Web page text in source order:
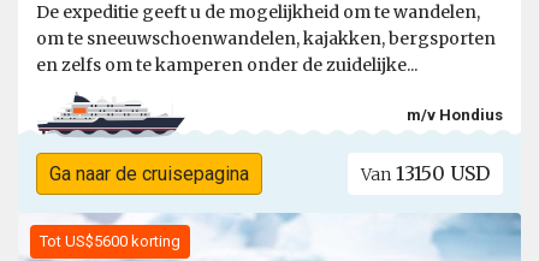
De expeditie geeft u de mogelijkheid om te wandelen,
om te sneeuwschoenwandelen, kajakken, bergsporten
en zelfs om te kamperen onder de zuidelijke...
m/v Hondius
Ga naar de cruisepagina Van 13150 USD
Tot US$5600 korting